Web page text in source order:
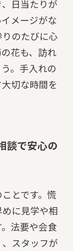
日当たりが
メージがな
のたびに心
花も、訪れ
。手入れの
切な時間を
談で安心の
とです。慌
に見学や相
法要や会食
スタッフが